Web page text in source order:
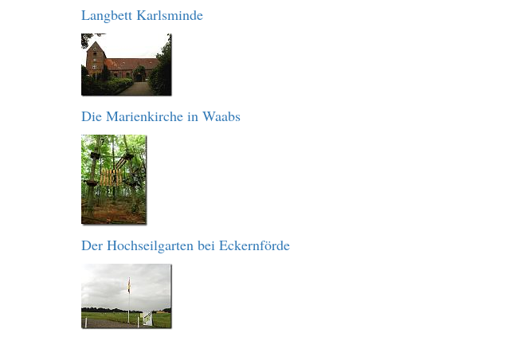
Langbett Karlsminde
Die Marienkirche in Waabs
Der Hochseilgarten bei Eckernförde